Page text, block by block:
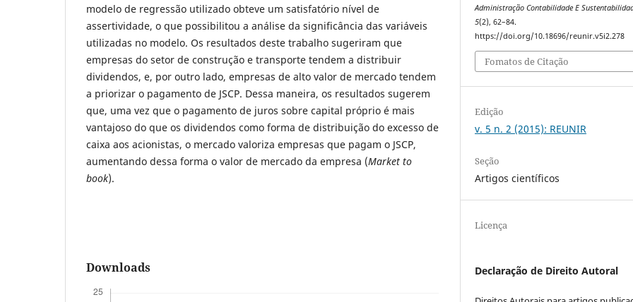
modelo de regressão utilizado obteve um satisfatório nível de
assertividade, o que possibilitou a análise da significância das variáveis
utilizadas no modelo. Os resultados deste trabalho sugeriram que
empresas do setor de construção e transporte tendem a distribuir
dividendos, e, por outro lado, empresas de alto valor de mercado tendem
a priorizar o pagamento de JSCP. Dessa maneira, os resultados sugerem
que, uma vez que o pagamento de juros sobre capital próprio é mais
vantajoso do que os dividendos como forma de distribuição do excesso de
caixa aos acionistas, o mercado valoriza empresas que pagam o JSCP,
aumentando dessa forma o valor de mercado da empresa (Market to
book).
Downloads
Administração Contabilidade E
5(2), 62–84.
https://doi.org/10.18696/reunir.v5i2.278
Fomatos de Citação
Edição
v. 5 n. 2 (2015): REUNIR
Seção
Artigos científicos
Licença
Declaração de Direito Autoral